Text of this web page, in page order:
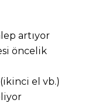
artıyor
öncelik
el vb.)